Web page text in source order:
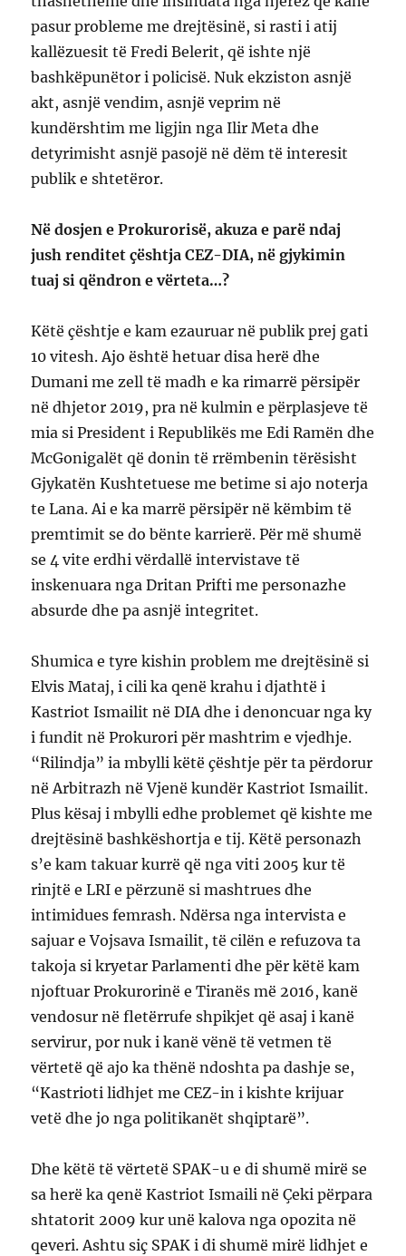
pasur probleme me drejtësinë, si rasti i atij
kallëzuesit të Fredi Belerit, që ishte një
bashkëpunëtor i policisë. Nuk ekziston asnjë
akt, asnjë vendim, asnjë veprim në
kundërshtim me ligjin nga Ilir Meta dhe
detyrimisht asnjë pasojë në dëm të interesit
publik e shtetëror.
Në dosjen e Prokurorisë, akuza e parë ndaj
jush renditet çështja CEZ-DIA, në gjykimin
tuaj si qëndron e vërteta…?
Këtë çështje e kam ezauruar në publik prej gati
10 vitesh. Ajo është hetuar disa herë dhe
Dumani me zell të madh e ka rimarrë përsipër
në dhjetor 2019, pra në kulmin e përplasjeve të
mia si President i Republikës me Edi Ramën dhe
McGonigalët që donin të rrëmbenin tërësisht
Gjykatën Kushtetuese me betime si ajo noterja
te Lana. Ai e ka marrë përsipër në këmbim të
premtimit se do bënte karrierë. Për më shumë
se 4 vite erdhi vërdallë intervistave të
inskenuara nga Dritan Prifti me personazhe
absurde dhe pa asnjë integritet.
Shumica e tyre kishin problem me drejtësinë si
Elvis Mataj, i cili ka qenë krahu i djathtë i
Kastriot Ismailit në DIA dhe i denoncuar nga ky
i fundit në Prokurori për mashtrim e vjedhje.
“Rilindja” ia mbylli këtë çështje për ta përdorur
në Arbitrazh në Vjenë kundër Kastriot Ismailit.
Plus kësaj i mbylli edhe problemet që kishte me
drejtësinë bashkëshortja e tij. Këtë personazh
s’e kam takuar kurrë që nga viti 2005 kur të
rinjtë e LRI e përzunë si mashtrues dhe
intimidues femrash. Ndërsa nga intervista e
sajuar e Vojsava Ismailit, të cilën e refuzova ta
takoja si kryetar Parlamenti dhe për këtë kam
njoftuar Prokurorinë e Tiranës më 2016, kanë
vendosur në fletërrufe shpikjet që asaj i kanë
servirur, por nuk i kanë vënë të vetmen të
vërtetë që ajo ka thënë ndoshta pa dashje se,
“Kastrioti lidhjet me CEZ-in i kishte krijuar
vetë dhe jo nga politikanët shqiptarë”.
Dhe këtë të vërtetë SPAK-u e di shumë mirë se
sa herë ka qenë Kastriot Ismaili në Çeki përpara
shtatorit 2009 kur unë kalova nga opozita në
qeveri. Ashtu siç SPAK i di shumë mirë lidhjet e